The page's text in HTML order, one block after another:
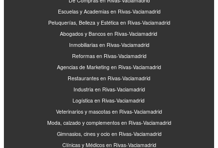
Escuelas y Academias en Rivas-Vaciamadrid
Peluquerías, Belleza y Estética en Rivas-Vaciamadrid
Abogados y Bancos en Rivas-Vaciamadrid
Inmobiliarias en Rivas-Vaciamadrid
Reformas en Rivas-Vaciamadrid
Agencias de Marketing en Rivas-Vaciamadrid
Restaurantes en Rivas-Vaciamadrid
Industria en Rivas-Vaciamadrid
Logística en Rivas-Vaciamadrid
Veterinarios y mascotas en Rivas-Vaciamadrid
Moda, calzado y complementos en Rivas-Vaciamadrid
Gimnasios, cines y ocio en Rivas-Vaciamadrid
Clínicas y Médicos en Rivas-Vaciamadrid